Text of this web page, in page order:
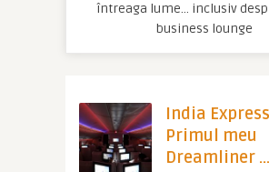
întreaga lume… inclusiv
business lounge
India
Primul meu
Dreamliner …